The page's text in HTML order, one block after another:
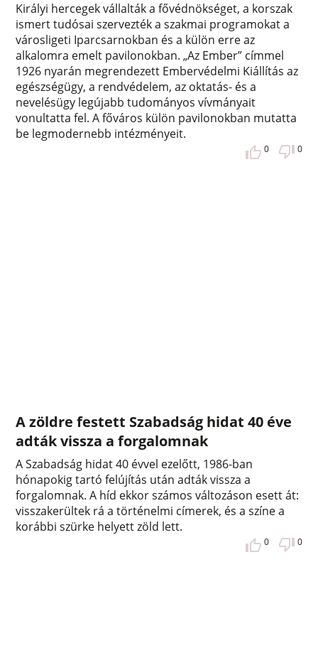
Királyi hercegek vállalták a fővédnökséget, a korszak
ismert tudósai szervezték a szakmai programokat a
városligeti Iparcsarnokban és a külön erre az
alkalomra emelt pavilonokban. „Az Ember” címmel
1926 nyarán megrendezett Embervédelmi Kiállítás az
egészségügy, a rendvédelem, az oktatás- és a
nevelésügy legújabb tudományos vívmányait
vonultatta fel. A főváros külön pavilonokban mutatta
be legmodernebb intézményeit.
0 0
A zöldre festett Szabadság hidat 40 éve
adták vissza a forgalomnak
A Szabadság hidat 40 évvel ezelőtt, 1986-ban
hónapokig tartó felújítás után adták vissza a
forgalomnak. A híd ekkor számos változáson esett át:
visszakerültek rá a történelmi címerek, és a színe a
korábbi szürke helyett zöld lett.
0 0